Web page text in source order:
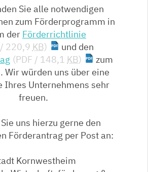
Sie alle notwendigen
zum Förderprogramm in
der Förderrichtlinie
/ 220,9 KB)
und den
(PDF / 148,1 KB)
zum
Wir würden uns über eine
Ihres Unternehmens sehr
freuen.
uns hierzu gerne den
Förderantrag per Post an:
Kornwestheim